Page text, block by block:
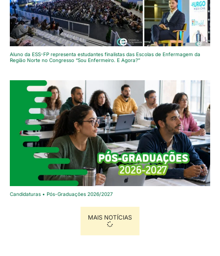
Aluno da ESS-FP representa estudantes finalistas das Escolas de Enfermagem da
Região Norte no Congresso “Sou Enfermeiro. E Agora?”
Candidaturas • Pós-Graduações 2026/2027
MAIS NOTÍCIAS